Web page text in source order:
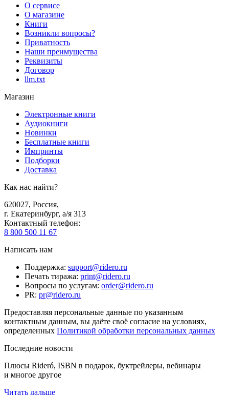
О сервисе
О магазине
Книги
Возникли вопросы?
Приватность
Наши преимущества
Реквизиты
Договор
llm.txt
Магазин
Электронные книги
Аудиокниги
Новинки
Бесплатные книги
Импринты
Подборки
Доставка
Как нас найти?
620027, Россия,
г. Екатеринбург, а/я 313
Контактный телефон:
8 800 500 11 67
Написать нам
Поддержка: support@ridero.ru
Печать тиража: print@ridero.ru
Вопросы по услугам: order@ridero.ru
PR: pr@ridero.ru
Предоставляя персональные данные по указанным
контактным данным, вы даёте своё согласие на условиях,
определенных Политикой обработки персональных данных
Последние новости
Плюсы Rideró, ISBN в подарок, буктрейлеры, вебинары
и многое другое
Читать дальше